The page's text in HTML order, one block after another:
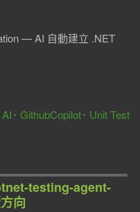
— AI 自動建立 .NET
AI GithubCopilot Unit Test
testing-agent-
向